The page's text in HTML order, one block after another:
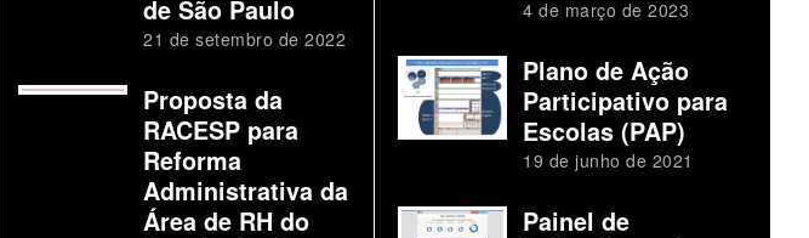
de São Paulo
21 de setembro de 2022
Proposta da
RACESP para
Reforma
Administrativa da
Área de RH do
4 de março de 2023
Plano de Ação
Participativo para
Escolas (PAP)
19 de junho de 2021
Painel de